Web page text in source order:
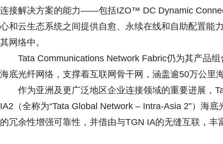
连接解决方案的能力——包括IZO™ DC Dynamic
心和云生态系统之间提供自愈、永续在线和自助配置能
其网络中。
Tata Communications Network Fabric仍为其产品
海底光纤网络，支撑着互联网骨干网，涵盖逾50万公里
作为亚洲及更广泛地区企业连接领域的重要进展，
IA2（全称为“Tata Global Network – Intra-Asia 2”）海
的冗余性增强可靠性，并借由与TGN IA的无缝互联，丰